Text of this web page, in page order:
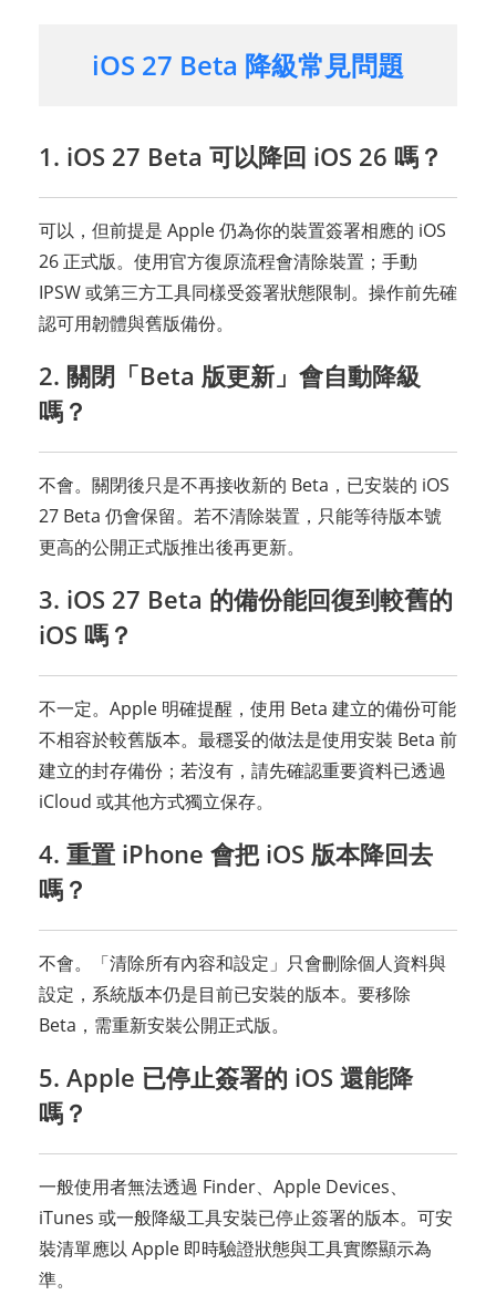
iOS 27 Beta 降級常見問題
1. iOS 27 Beta 可以降回 iOS 26 嗎？
可以，但前提是 Apple 仍為你的裝置簽署相應的 iOS
26 正式版。使用官方復原流程會清除裝置；手動
IPSW 或第三方工具同樣受簽署狀態限制。操作前先確
認可用韌體與舊版備份。
2. 關閉「Beta 版更新」會自動降級
嗎？
不會。關閉後只是不再接收新的 Beta，已安裝的 iOS
27 Beta 仍會保留。若不清除裝置，只能等待版本號
更高的公開正式版推出後再更新。
3. iOS 27 Beta 的備份能回復到較舊的
iOS 嗎？
不一定。Apple 明確提醒，使用 Beta 建立的備份可能
不相容於較舊版本。最穩妥的做法是使用安裝 Beta 前
建立的封存備份；若沒有，請先確認重要資料已透過
iCloud 或其他方式獨立保存。
4. 重置 iPhone 會把 iOS 版本降回去
嗎？
不會。「清除所有內容和設定」只會刪除個人資料與
設定，系統版本仍是目前已安裝的版本。要移除
Beta，需重新安裝公開正式版。
5. Apple 已停止簽署的 iOS 還能降
嗎？
一般使用者無法透過 Finder、Apple Devices、
iTunes 或一般降級工具安裝已停止簽署的版本。可安
裝清單應以 Apple 即時驗證狀態與工具實際顯示為
準。